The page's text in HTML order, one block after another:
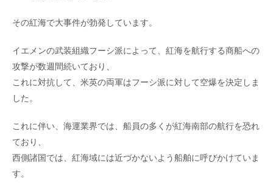
その紅海で大事件が勃発しています。
イエメンの武装組織フーシ派によって、紅海を航行する商船への
攻撃が数週間続いており、
これに対抗して、米英の両軍はフーシ派に対して空爆を決定しま
した。
これに伴い、海運業界では、船員の多くが紅海南部の航行を恐れ
ており、
西側諸国では、紅海域には近づかないよう船舶に呼びかけていま
す。